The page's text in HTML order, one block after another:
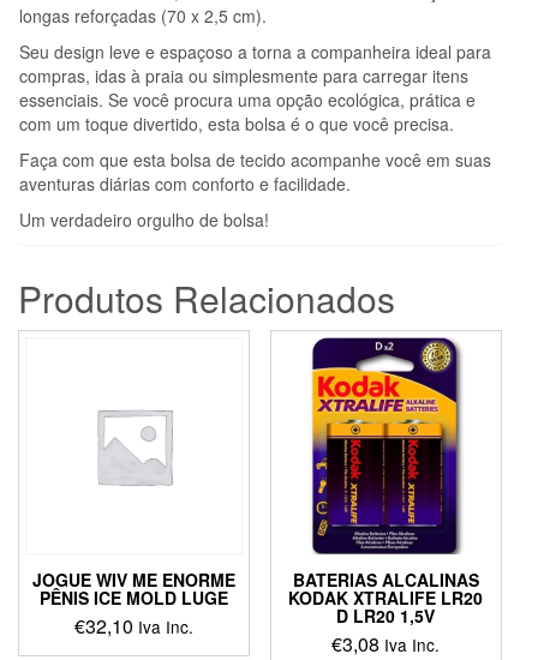
longas reforçadas (70 x 2,5 cm).
Seu design leve e espaçoso a torna a companheira ideal para
compras, idas à praia ou simplesmente para carregar itens
essenciais. Se você procura uma opção ecológica, prática e
com um toque divertido, esta bolsa é o que você precisa.
Faça com que esta bolsa de tecido acompanhe você em suas
aventuras diárias com conforto e facilidade.
Um verdadeiro orgulho de bolsa!
Produtos Relacionados
JOGUE WIV ME ENORME
PÊNIS ICE MOLD LUGE
€32,10 Iva Inc.
BATERIAS ALCALINAS
KODAK XTRALIFE LR20
D LR20 1,5V
€3,08 Iva Inc.